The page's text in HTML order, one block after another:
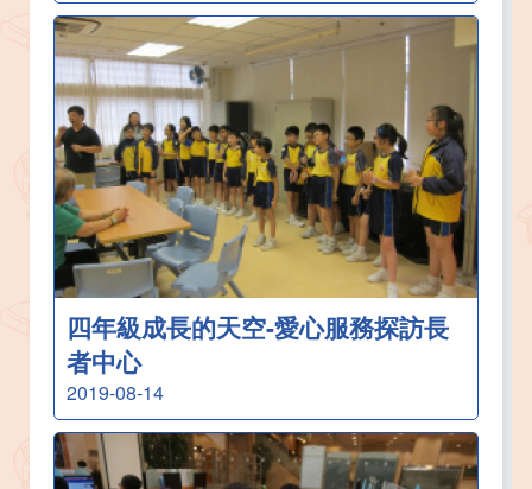
四年級成長的天空-愛心服務探訪長
者中心
2019-08-14